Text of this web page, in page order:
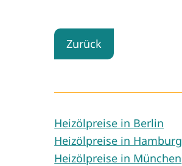
Zurück
Heizölpreise in Berlin
Heizölpreise in Hamburg
Heizölpreise in München